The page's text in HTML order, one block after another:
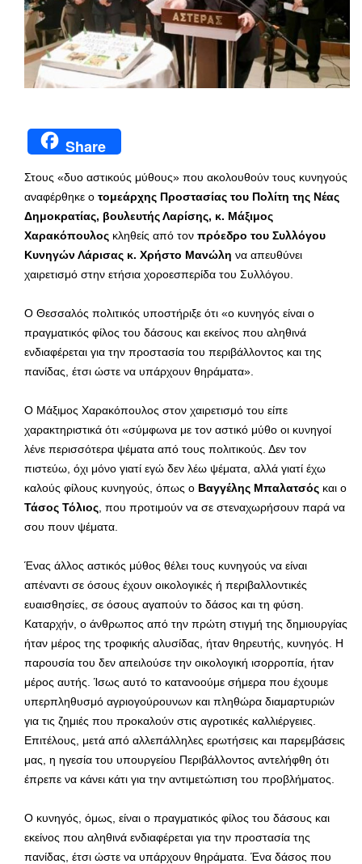
Share
Στους «δυο αστικούς μύθους» που ακολουθούν τους κυνηγούς
αναφέρθηκε ο τομεάρχης Προστασίας του Πολίτη της Νέας
Δημοκρατίας, βουλευτής Λαρίσης, κ. Μάξιμος
Χαρακόπουλος κληθείς από τον πρόεδρο του Συλλόγου
Κυνηγών Λάρισας κ. Χρήστο Μανώλη να απευθύνει
χαιρετισμό στην ετήσια χοροεσπερίδα του Συλλόγου.
Ο Θεσσαλός πολιτικός υποστήριξε ότι «ο κυνηγός είναι ο
πραγματικός φίλος του δάσους και εκείνος που αληθινά
ενδιαφέρεται για την προστασία του περιβάλλοντος και της
πανίδας, έτσι ώστε να υπάρχουν θηράματα».
Ο Μάξιμος Χαρακόπουλος στον χαιρετισμό του είπε
χαρακτηριστικά ότι «σύμφωνα με τον αστικό μύθο οι κυνηγοί
λένε περισσότερα ψέματα από τους πολιτικούς. Δεν τον
πιστεύω, όχι μόνο γιατί εγώ δεν λέω ψέματα, αλλά γιατί έχω
καλούς φίλους κυνηγούς, όπως ο Βαγγέλης Μπαλατσός και ο
Τάσος Τόλιος , που προτιμούν να σε στεναχωρήσουν παρά να
σου πουν ψέματα.
Ένας άλλος αστικός μύθος θέλει τους κυνηγούς να είναι
απέναντι σε όσους έχουν οικολογικές ή περιβαλλοντικές
ευαισθησίες, σε όσους αγαπούν το δάσος και τη φύση.
Καταρχήν, ο άνθρωπος από την πρώτη στιγμή της δημιουργίας
ήταν μέρος της τροφικής αλυσίδας, ήταν θηρευτής, κυνηγός. Η
παρουσία του δεν απειλούσε την οικολογική ισορροπία, ήταν
μέρος αυτής. Ίσως αυτό το κατανοούμε σήμερα που έχουμε
υπερπληθυσμό αγριογούρουνων και πληθώρα διαμαρτυριών
για τις ζημιές που προκαλούν στις αγροτικές καλλιέργειες.
Επιτέλους, μετά από αλλεπάλληλες ερωτήσεις και παρεμβάσεις
μας, η ηγεσία του υπουργείου Περιβάλλοντος αντελήφθη ότι
έπρεπε να κάνει κάτι για την αντιμετώπιση του προβλήματος.
Ο κυνηγός, όμως, είναι ο πραγματικός φίλος του δάσους και
εκείνος που αληθινά ενδιαφέρεται για την προστασία της
πανίδας, έτσι ώστε να υπάρχουν θηράματα. Ένα δάσος που